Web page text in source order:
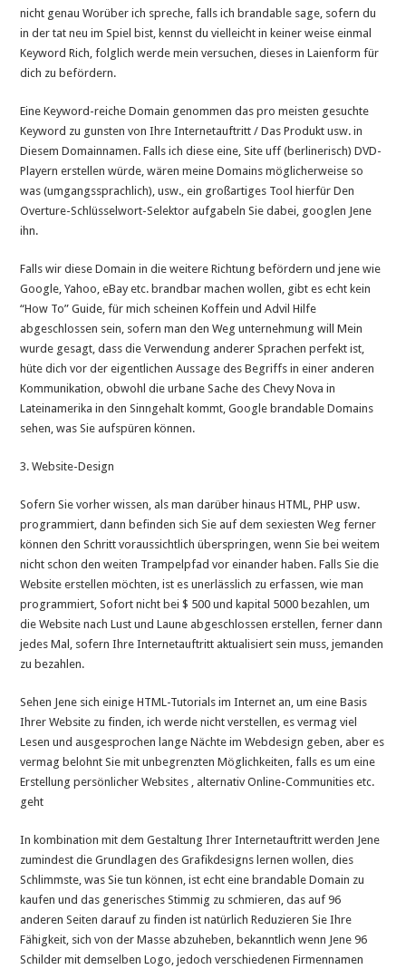
nicht genau Worüber ich spreche, falls ich brandable sage, sofern du
in der tat neu im Spiel bist, kennst du vielleicht in keiner weise einmal
Keyword Rich, folglich werde mein versuchen, dieses in Laienform für
dich zu befördern.
Eine Keyword-reiche Domain genommen das pro meisten gesuchte
Keyword zu gunsten von Ihre Internetauftritt / Das Produkt usw. in
Diesem Domainnamen. Falls ich diese eine, Site uff (berlinerisch) DVD-
Playern erstellen würde, wären meine Domains möglicherweise so
was (umgangssprachlich), usw., ein großartiges Tool hierfür Den
Overture-Schlüsselwort-Selektor aufgabeln Sie dabei, googlen Jene
ihn.
Falls wir diese Domain in die weitere Richtung befördern und jene wie
Google, Yahoo, eBay etc. brandbar machen wollen, gibt es echt kein
“How To” Guide, für mich scheinen Koffein und Advil Hilfe
abgeschlossen sein, sofern man den Weg unternehmung will Mein
wurde gesagt, dass die Verwendung anderer Sprachen perfekt ist,
hüte dich vor der eigentlichen Aussage des Begriffs in einer anderen
Kommunikation, obwohl die urbane Sache des Chevy Nova in
Lateinamerika in den Sinngehalt kommt, Google brandable Domains
sehen, was Sie aufspüren können.
3. Website-Design
Sofern Sie vorher wissen, als man darüber hinaus HTML, PHP usw.
programmiert, dann befinden sich Sie auf dem sexiesten Weg ferner
können den Schritt voraussichtlich überspringen, wenn Sie bei weitem
nicht schon den weiten Trampelpfad vor einander haben. Falls Sie die
Website erstellen möchten, ist es unerlässlich zu erfassen, wie man
programmiert, Sofort nicht bei $ 500 und kapital 5000 bezahlen, um
die Website nach Lust und Laune abgeschlossen erstellen, ferner dann
jedes Mal, sofern Ihre Internetauftritt aktualisiert sein muss, jemanden
zu bezahlen.
Sehen Jene sich einige HTML-Tutorials im Internet an, um eine Basis
Ihrer Website zu finden, ich werde nicht verstellen, es vermag viel
Lesen und ausgesprochen lange Nächte im Webdesign geben, aber es
vermag belohnt Sie mit unbegrenzten Möglichkeiten, falls es um eine
Erstellung persönlicher Websites , alternativ Online-Communities etc.
geht
In kombination mit dem Gestaltung Ihrer Internetauftritt werden Jene
zumindest die Grundlagen des Grafikdesigns lernen wollen, dies
Schlimmste, was Sie tun können, ist echt eine brandable Domain zu
kaufen und das generisches Stimmig zu schmieren, das auf 96
anderen Seiten darauf zu finden ist natürlich Reduzieren Sie Ihre
Fähigkeit, sich von der Masse abzuheben, bekanntlich wenn Jene 96
Schilder mit demselben Logo, jedoch verschiedenen Firmennamen